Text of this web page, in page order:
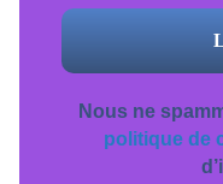
Nous ne
politique de